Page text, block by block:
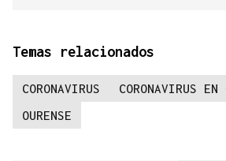
Temas relacionados
CORONAVIRUS
CORONAVIRUS EN
OURENSE